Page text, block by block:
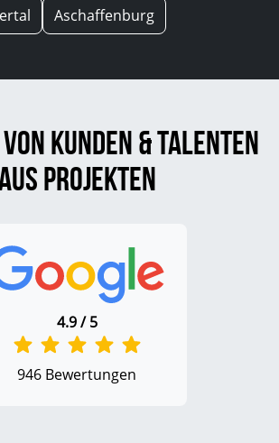
Aschaffenburg
Kunden & Talenten
Projekten
4.9 / 5
946 Bewertungen